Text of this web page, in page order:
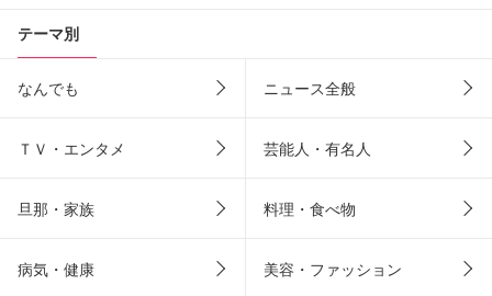
テーマ別
なんでも ニュース全般
ＴＶ・エンタメ 芸能人・有名人
旦那・家族 料理・食べ物
病気・健康 美容・ファッション